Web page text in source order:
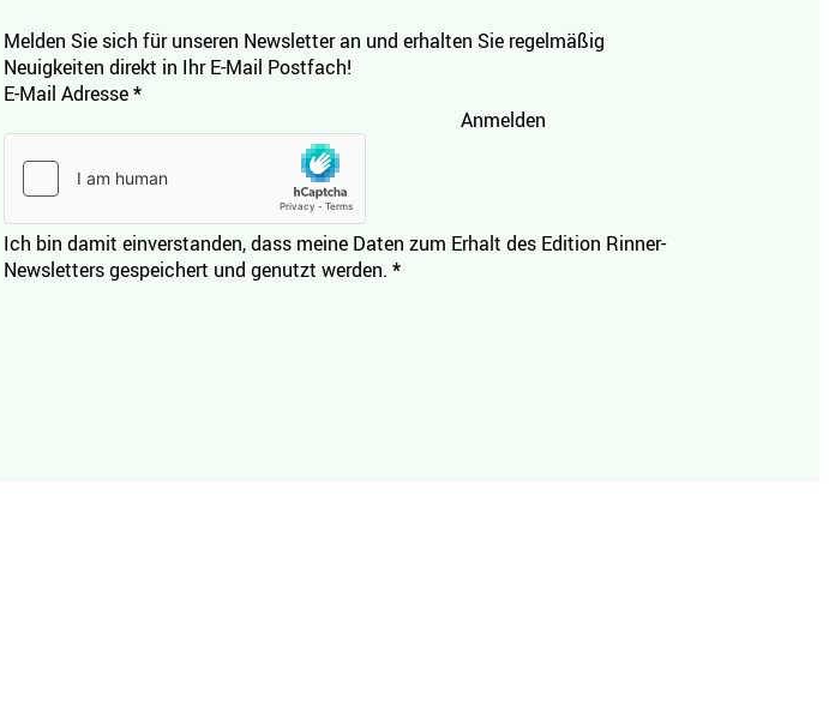
Melden Sie sich für unseren Newsletter an und erhalten Sie regelmäßig
Neuigkeiten direkt in Ihr E-Mail Postfach!
E-Mail Adresse*
Anmelden
Ich bin damit einverstanden, dass meine Daten zum Erhalt des Edition Rinner-
Newsletters gespeichert und genutzt werden. *